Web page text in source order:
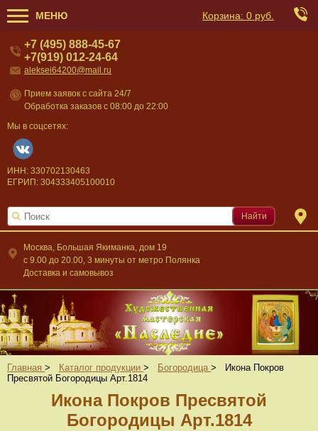
МЕНЮ Корзина: 0 руб.
Москва, Большая Якиманка, дом 19
c 9.00 до 20.00, 3 минуты от метро Полянка
Доставка и самовывоз
+7 (495) 888-45-67
+7(919) 012-24-64
aleksei64200@mail.ru
Прием заявок с сайта 24/7
Обработка заказов с 08:00 до 22:00
Мы в соцсетях:
ИНН: 330702130463
ЕГРИП: 304333405100010
Найти
Главная > Каталог продукции > Богородица >
Икона Покров
Пресвятой Богородицы Арт.1814
Икона Покров Пресвятой
Богородицы Арт.1814